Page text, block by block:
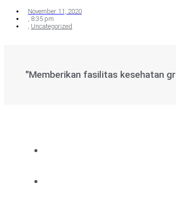
November 11, 2020
, 8:35 pm
, Uncategorized
"Memberikan fasilitas kesehatan